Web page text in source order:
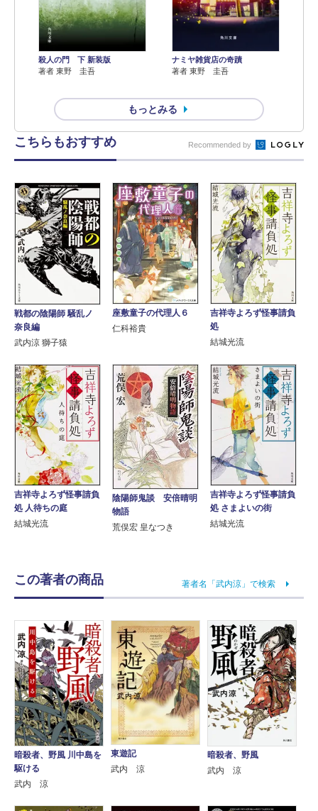
殺人の門 下 新装版
著者 東野 圭吾
ナミヤ雑貨店の奇蹟
著者 東野 圭吾
もっとみる
こちらもおすすめ Recommended by
戦都の陰陽師 騒乱ノ
奈良編
武内涼 獅子猿
座敷童子の代理人６
仁科裕貴
吉祥寺よろず怪事請負
処
結城光流
吉祥寺よろず怪事請負
処 人待ちの庭
結城光流
陰陽師鬼談 安倍晴明
物語
荒俣宏 皇なつき
吉祥寺よろず怪事請負
処 さまよいの街
結城光流
この著者の商品 著者名「武内涼」で検索
暗殺者、野風 川中島を
駆ける
武内 涼
東遊記
武内 涼
暗殺者、野風
武内 涼